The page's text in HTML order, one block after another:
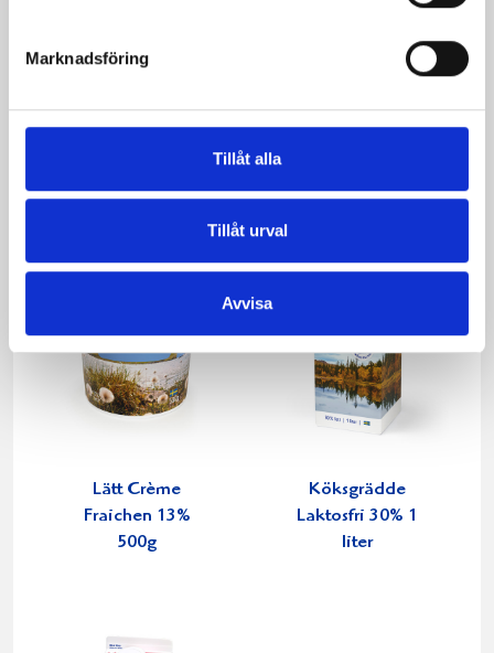
Marknadsföring
Tillåt alla
Tillåt urval
Avvisa
34% 500g
Crème Fraichen
34% 200g
Lätt Crème
Fraichen 13%
500g
Köksgrädde
Laktosfri 30% 1
liter